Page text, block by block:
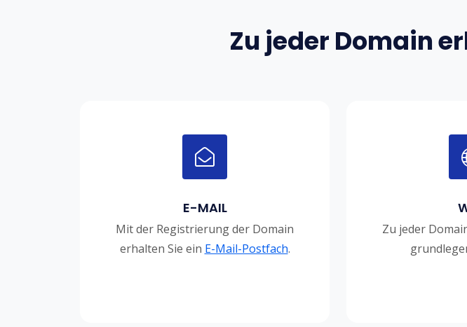
Zu jeder Domain
E-MAIL
Mit der Registrierung der Domain
erhalten Sie ein E-Mail-Postfach.
Zu jeder